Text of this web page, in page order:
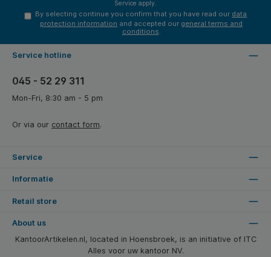
Service apply.
By selecting continue you confirm that you have read our data
protection information and accepted our general terms and
conditions
Service hotline
045 - 52 29 311
Mon-Fri, 8:30 am - 5 pm
Or via our contact form.
Service
Informatie
Retail store
About us
KantoorArtikelen.nl, located in Hoensbroek, is an initiative of ITC
Alles voor uw kantoor NV.